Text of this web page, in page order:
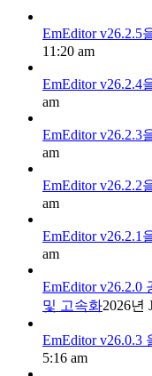
EmEditor v26.2.5
11:20 am
EmEditor v26.2.4
am
EmEditor v26.2.3
am
EmEditor v26.2.2
am
EmEditor v26.2.1
am
EmEditor
및 고속화2026년
EmEditor v26.0.3
5:16 am